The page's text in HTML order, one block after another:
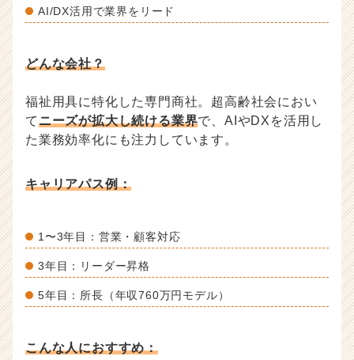
AI/DX活用で業界をリード
どんな会社？
福祉用具に特化した専門商社。超高齢社会におい
てニーズが拡大し続ける業界で、AIやDXを活用し
た業務効率化にも注力しています。
キャリアパス例：
1〜3年目：営業・顧客対応
3年目：リーダー昇格
5年目：所長（年収760万円モデル）
こんな人におすすめ：